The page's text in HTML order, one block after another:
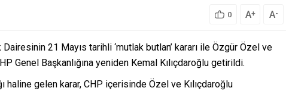
0 A+ A-
21 Mayıs tarihli ‘mutlak butlan’ kararı ile Özgür Özel ve
Genel Başkanlığına yeniden Kemal Kılıçdaroğlu getirildi.
haline gelen karar, CHP içerisinde Özel ve Kılıçdaroğlu